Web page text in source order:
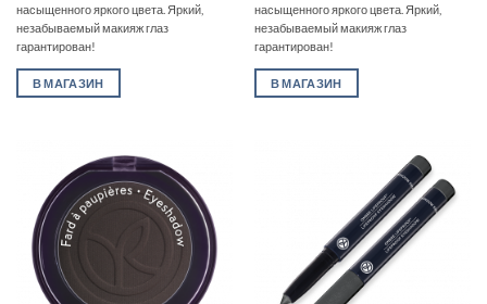
насыщенного яркого цвета. Яркий,
незабываемый макияж глаз
гарантирован!
В МАГАЗИН
насыщенного яркого цвета. Яркий,
незабываемый макияж глаз
гарантирован!
В МАГАЗИН